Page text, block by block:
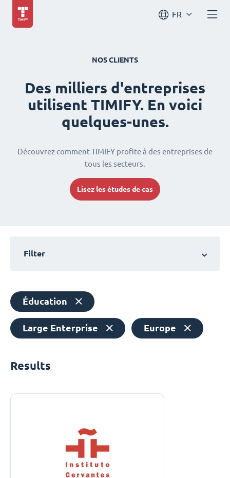
FR
NOS CLIENTS
Des milliers d'entreprises
utilisent TIMIFY. En voici
quelques-unes.
Découvrez comment TIMIFY profite à des entreprises de
tous les secteurs.
Lisez les études de cas
Filter
Éducation
Large Enterprise Europe
Results